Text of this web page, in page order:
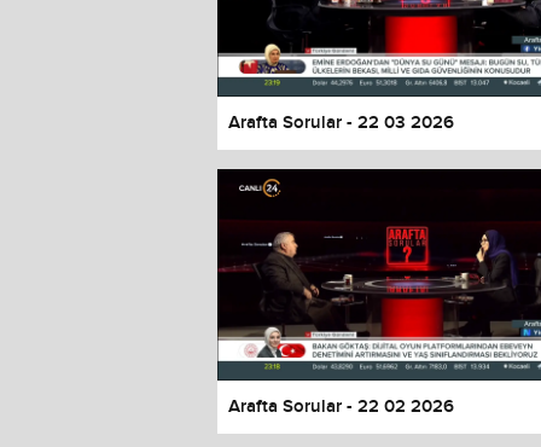
Arafta Sorular - 22 03 2026
Arafta Sorular - 22 02 2026